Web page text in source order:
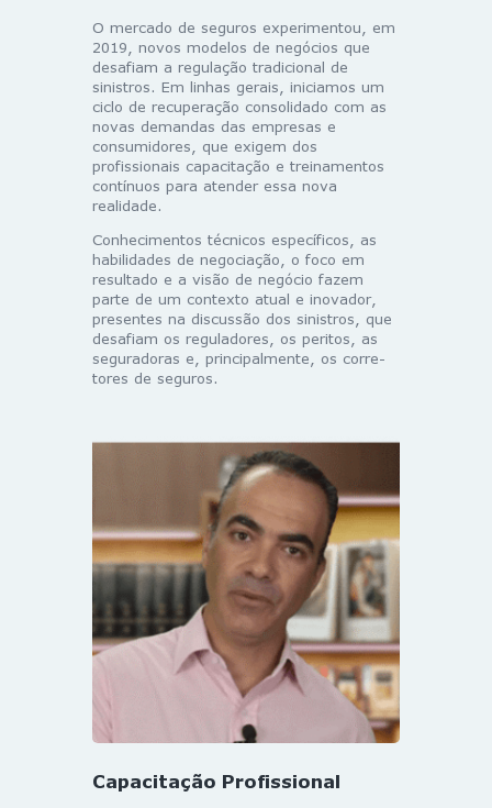
O mercado de seguros experimentou, em
2019, novos modelos de negócios que
desafiam a regulação tradicional de
sinistros. Em linhas gerais, iniciamos um
ciclo de recuperação consolidado com as
novas demandas das empresas e
consumidores, que exigem dos
profissionais capacitação e treinamentos
contínuos para atender essa nova
realidade.
Conhecimentos técnicos específicos, as
habilidades de negociação, o foco em
resultado e a visão de negócio fazem
parte de um contexto atual e inovador,
presentes na discussão dos sinistros, que
desafiam os reguladores, os peritos, as
seguradoras e, principalmente, os corre-
tores de seguros.
Capacitação Profissional